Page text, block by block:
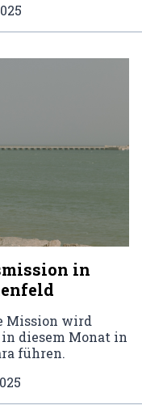
in
Mission wird
diesem Monat in
führen.